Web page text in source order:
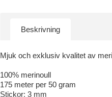
Beskrivning
Mjuk och exklusiv kvalitet av
100% merinoull
175 meter per 50 gram
Stickor: 3 mm